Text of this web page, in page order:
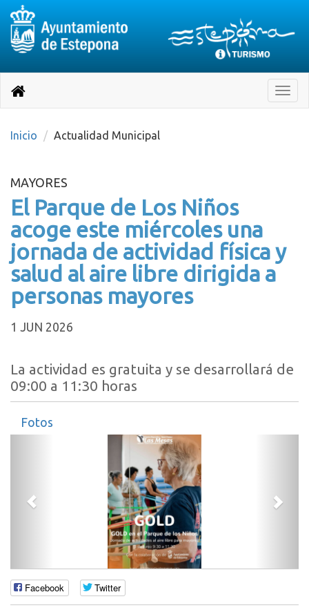
página
Toggle
Destino:
Volver
inicio
Inicio Actualidad Municipal
MAYORES
El Parque de Los Niños
acoge este miércoles una
jornada de actividad física y
salud al aire libre dirigida a
personas mayores
1 JUN 2026
La actividad es gratuita y se desarrollará de
09:00 a 11:30 horas
Fotos
Anterior
Facebook Twitter